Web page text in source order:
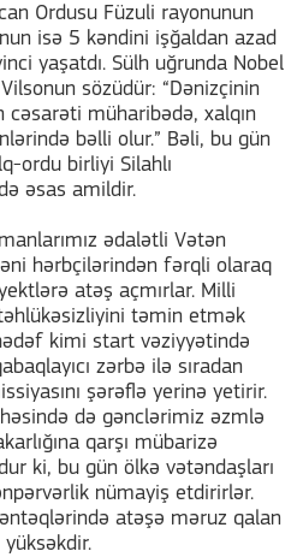
Ordusu Füzuli rayonunun
isə 5 kəndini işğaldan azad
yaşatdı. Sülh uğrunda Nobel
sözüdür: “Dənizçinin
cəsarəti müharibədə, xalqın
bəlli olur.” Bəli, bu gün
ordu birliyi Silahlı
əsas amildir.
ədalətli Vətən
hərbçilərindən fərqli olaraq
atəş açmırlar. Milli
təmin etmək
kimi start vəziyyətində
zərbə ilə sıradan
şərəflə yerinə yetirir.
də gənclərimiz əzmlə
qarşı mübarizə
ki, bu gün ölkə vətəndaşları
nümayiş etdirirlər.
atəşə məruz qalan